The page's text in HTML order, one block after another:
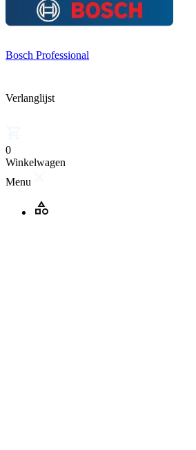
Bosch Professional
Verlanglijst
0
Winkelwagen
Menu